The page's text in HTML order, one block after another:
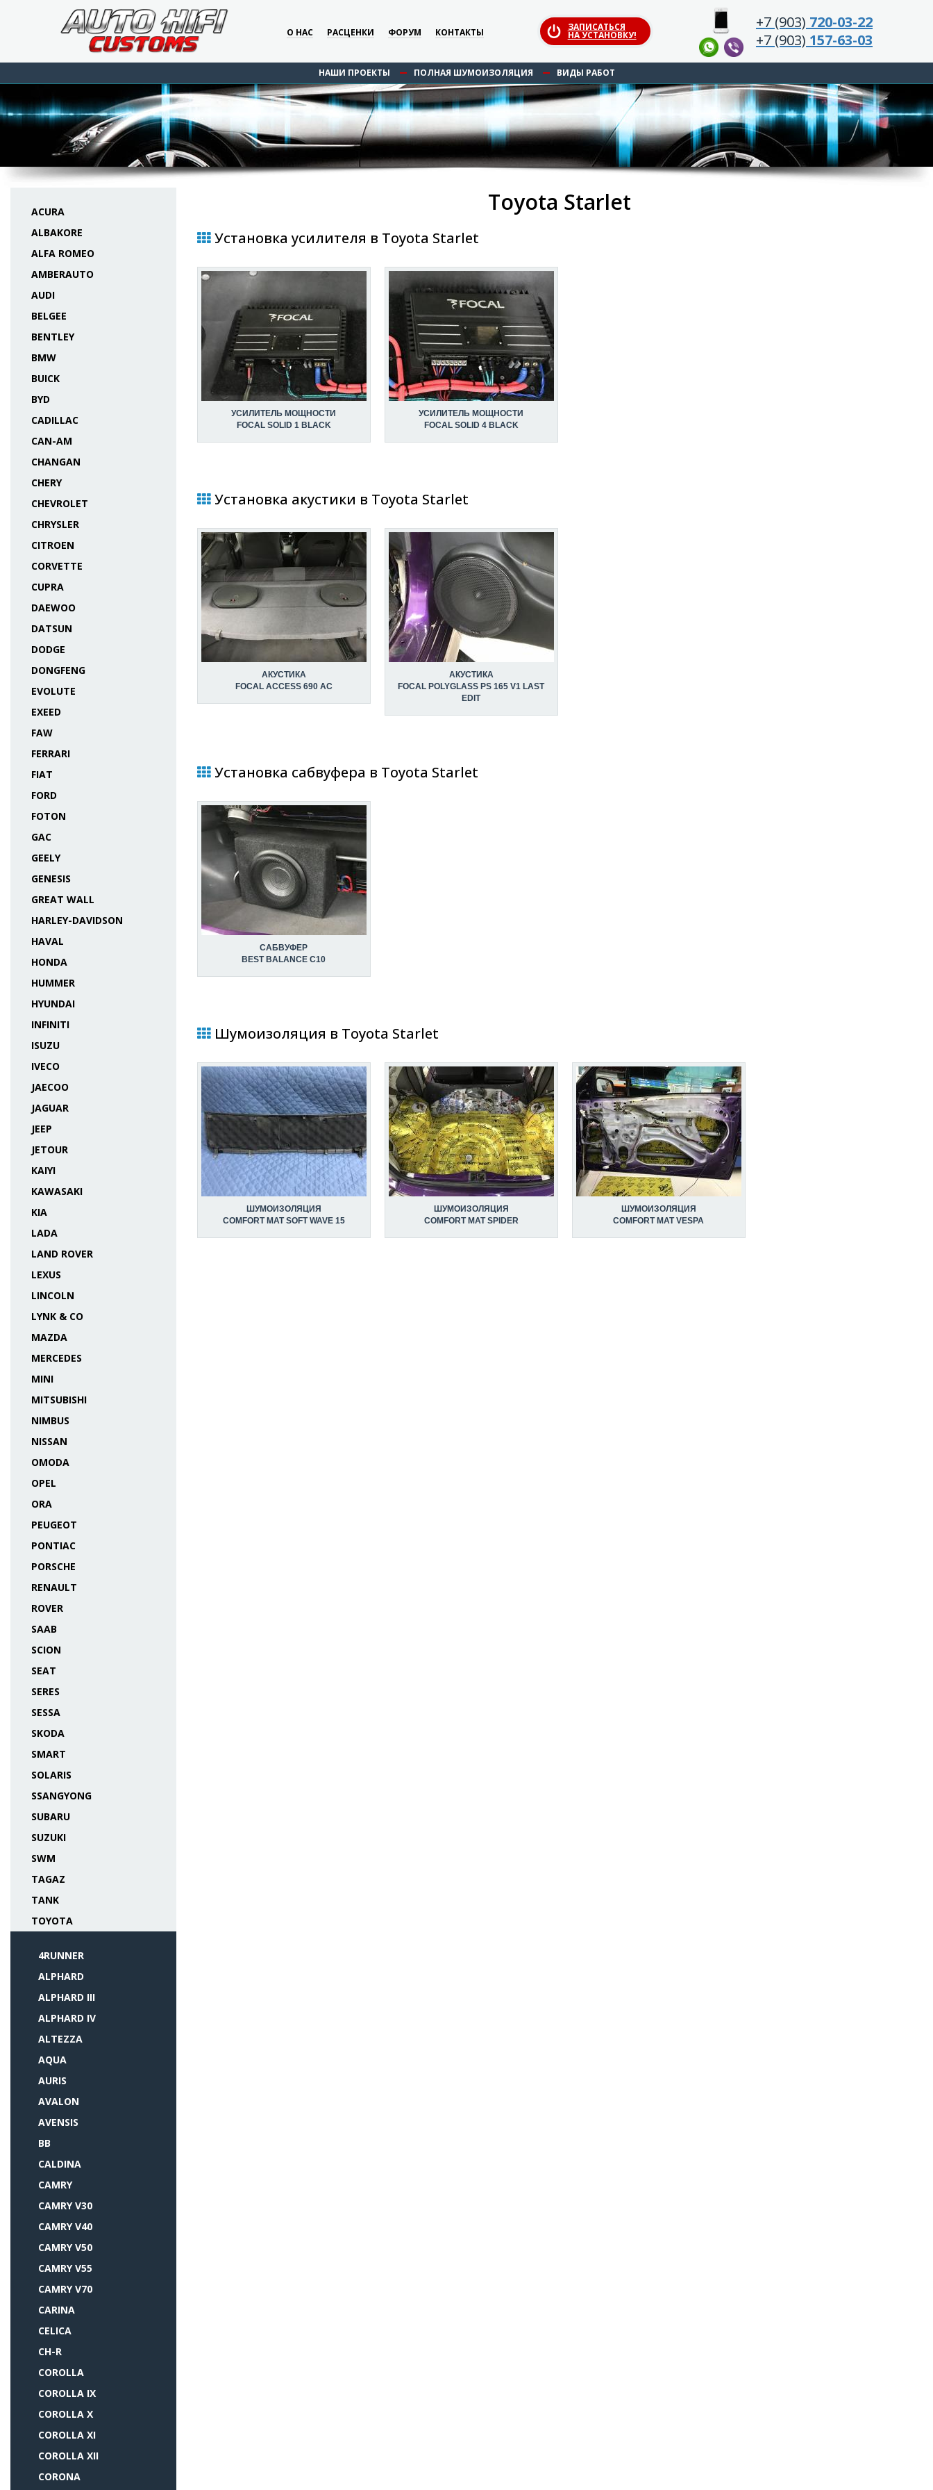
О НАС РАСЦЕНКИ ФОРУМ КОНТАКТЫ ЗАПИСАТЬСЯ
НА УСТАНОВКУ!
+7 (903) 720-03-22
+7 (903) 157-63-03
НАШИ ПРОЕКТЫ ПОЛНАЯ ШУМОИЗОЛЯЦИЯ ВИДЫ РАБОТ
ACURA
ALBAKORE
ALFA ROMEO
AMBERAUTO
AUDI
BELGEE
BENTLEY
BMW
BUICK
BYD
CADILLAC
CAN-AM
CHANGAN
CHERY
CHEVROLET
CHRYSLER
CITROEN
CORVETTE
CUPRA
DAEWOO
DATSUN
DODGE
DONGFENG
EVOLUTE
EXEED
FAW
FERRARI
FIAT
FORD
FOTON
GAC
GEELY
GENESIS
GREAT WALL
HARLEY-DAVIDSON
HAVAL
HONDA
HUMMER
HYUNDAI
INFINITI
ISUZU
IVECO
JAECOO
JAGUAR
JEEP
JETOUR
KAIYI
KAWASAKI
KIA
LADA
LAND ROVER
LEXUS
LINCOLN
LYNK & CO
MAZDA
MERCEDES
MINI
MITSUBISHI
NIMBUS
NISSAN
OMODA
OPEL
ORA
PEUGEOT
PONTIAC
PORSCHE
RENAULT
ROVER
SAAB
SCION
SEAT
SERES
SESSA
SKODA
SMART
SOLARIS
SSANGYONG
SUBARU
SUZUKI
SWM
TAGAZ
TANK
TOYOTA
4RUNNER
ALPHARD
ALPHARD III
ALPHARD IV
ALTEZZA
AQUA
AURIS
AVALON
AVENSIS
BB
CALDINA
CAMRY
CAMRY V30
CAMRY V40
CAMRY V50
CAMRY V55
CAMRY V70
CARINA
CELICA
CH-R
COROLLA
COROLLA IX
COROLLA X
COROLLA XI
COROLLA XII
CORONA
Toyota Starlet
Установка усилителя в Toyota Starlet
УСИЛИТЕЛЬ МОЩНОСТИ
FOCAL SOLID 1 BLACK
УСИЛИТЕЛЬ МОЩНОСТИ
FOCAL SOLID 4 BLACK
Установка акустики в Toyota Starlet
АКУСТИКА
FOCAL ACCESS 690 AC
АКУСТИКА
FOCAL POLYGLASS PS 165 V1 LAST
EDIT
Установка сабвуфера в Toyota Starlet
САБВУФЕР
BEST BALANCE C10
Шумоизоляция в Toyota Starlet
ШУМОИЗОЛЯЦИЯ
COMFORT MAT SOFT WAVE 15
ШУМОИЗОЛЯЦИЯ
COMFORT MAT SPIDER
ШУМОИЗОЛЯЦИЯ
COMFORT MAT VESPA